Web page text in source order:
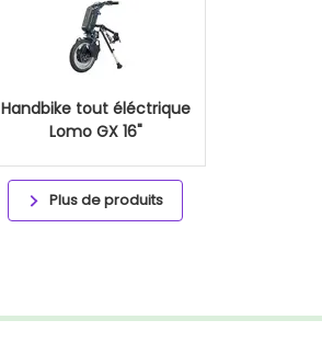
Handbike tout éléctrique
Lomo GX 16"
Plus de produits